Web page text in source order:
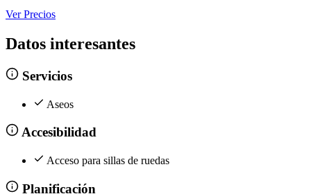
Ver Precios
Datos interesantes
Servicios
Aseos
Accesibilidad
Acceso para sillas de ruedas
Planificación